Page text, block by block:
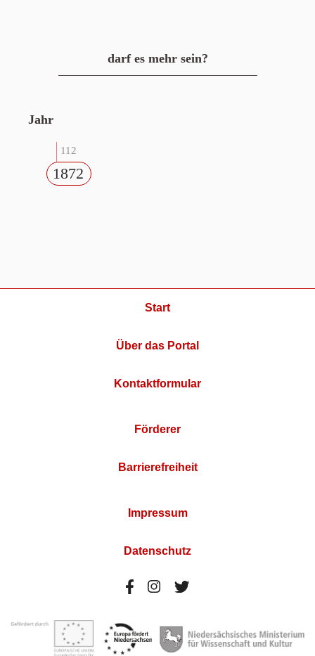
darf es mehr sein?
Jahr
112
1872
Start
Über das Portal
Kontaktformular
Förderer
Barrierefreiheit
Impressum
Datenschutz